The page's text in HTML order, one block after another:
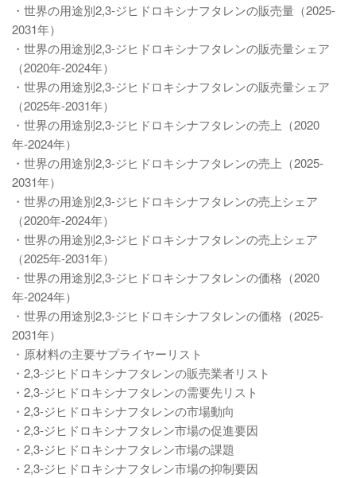
・世界の用途別2,3-ジヒドロキシナフタレンの販売量（2025-
2031年）
・世界の用途別2,3-ジヒドロキシナフタレンの販売量シェア
（2020年-2024年）
・世界の用途別2,3-ジヒドロキシナフタレンの販売量シェア
（2025年-2031年）
・世界の用途別2,3-ジヒドロキシナフタレンの売上（2020
年-2024年）
・世界の用途別2,3-ジヒドロキシナフタレンの売上（2025-
2031年）
・世界の用途別2,3-ジヒドロキシナフタレンの売上シェア
（2020年-2024年）
・世界の用途別2,3-ジヒドロキシナフタレンの売上シェア
（2025年-2031年）
・世界の用途別2,3-ジヒドロキシナフタレンの価格（2020
年-2024年）
・世界の用途別2,3-ジヒドロキシナフタレンの価格（2025-
2031年）
・原材料の主要サプライヤーリスト
・2,3-ジヒドロキシナフタレンの販売業者リスト
・2,3-ジヒドロキシナフタレンの需要先リスト
・2,3-ジヒドロキシナフタレンの市場動向
・2,3-ジヒドロキシナフタレン市場の促進要因
・2,3-ジヒドロキシナフタレン市場の課題
・2,3-ジヒドロキシナフタレン市場の抑制要因